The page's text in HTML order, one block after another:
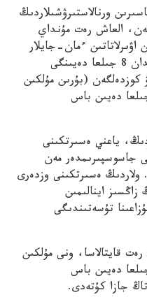
ورنالاستىرۋشىلاردىڭ
العاش رەت مۇنداي
ءمان-جايلار
بولماسا، مۇلكىن تاركىلەپ، 5 جىلدان 8 جىلعا دەيىنگى
كوزدەلگەن (بۇرىن مۇلكىن
وتىرىپ، 5 جىلدان 10 جىلعا دەيىن باس
ياعني ەسىرتكىنى
جاسوسپىرىمدەر مەن
ولاردىڭ ەسىرتكىنى وزدەرى
زاڭسىز اينالىمىن
تۇسەتىندىگى
رەت قايتالاسا، ونى مۇلكىن
وتىرىپ، 7 جىلدان 12 جىلعا دەيىن باس
جازا كۇتەدى.